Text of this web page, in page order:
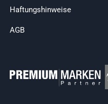
Haftungshinweise
AGB